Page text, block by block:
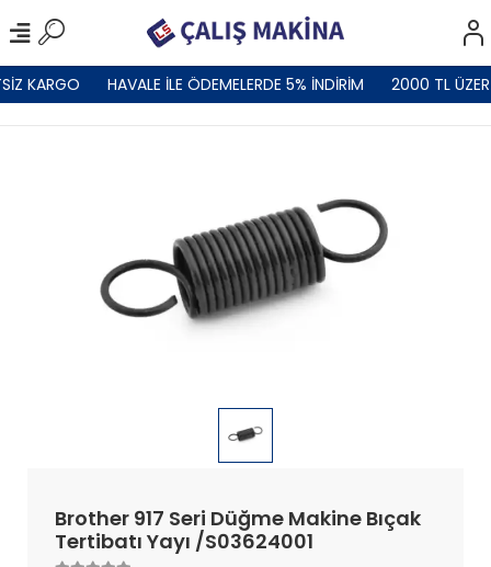
KARGO HAVALE İLE ÖDEMELERDE 5% İNDİRİM 2000 TL
Brother 917 Seri Düğme Makine Bıçak
Tertibatı Yayı /S03624001